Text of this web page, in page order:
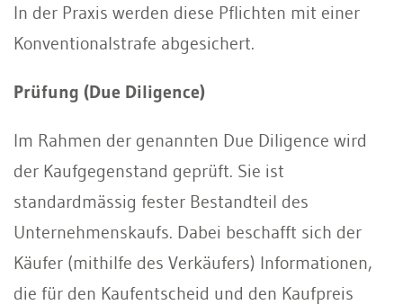
In der Praxis werden diese Pflichten mit einer
Konventionalstrafe abgesichert.
Prüfung (Due Diligence)
Im Rahmen der genannten Due Diligence wird
der Kaufgegenstand geprüft. Sie ist
standardmässig fester Bestandteil des
Unternehmenskaufs. Dabei beschafft sich der
Käufer (mithilfe des Verkäufers) Informationen,
die für den Kaufentscheid und den Kaufpreis